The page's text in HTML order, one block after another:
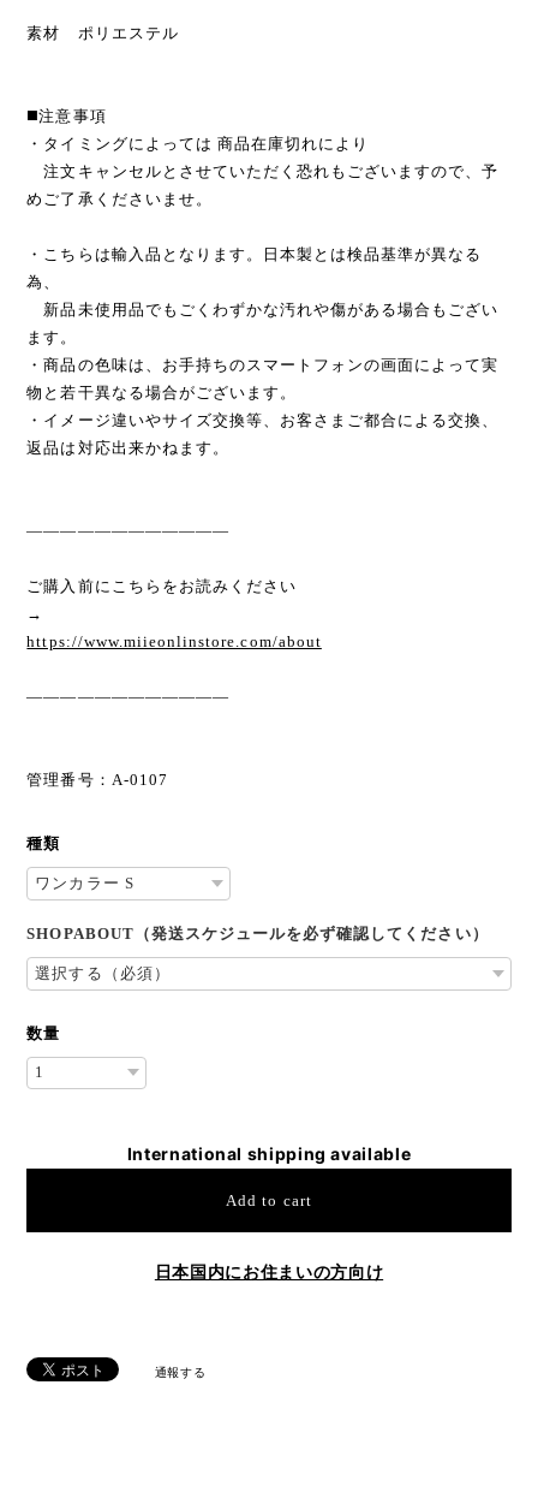
素材 ポリエステル
◼️注意事項
・タイミングによっては 商品在庫切れにより
注文キャンセルとさせていただく恐れもございますので、予
めご了承くださいませ。
・こちらは輸入品となります。日本製とは検品基準が異なる
為、
新品未使用品でもごくわずかな汚れや傷がある場合もござい
ます。
・商品の色味は、お手持ちのスマートフォンの画面によって実
物と若干異なる場合がございます。
・イメージ違いやサイズ交換等、お客さまご都合による交換、
返品は対応出来かねます。
————————————
ご購入前にこちらをお読みください
→
https://www.miieonlinstore.com/about
————————————
管理番号：A-0107
種類
SHOPABOUT（発送スケジュールを必ず確認してください）
数量
International shipping available
Add to cart
日本国内にお住まいの方向け
通報する